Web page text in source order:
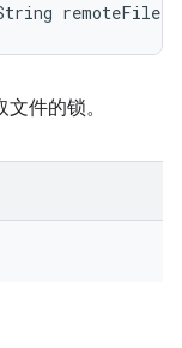
件的锁。